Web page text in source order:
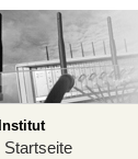
Institut
Startseite